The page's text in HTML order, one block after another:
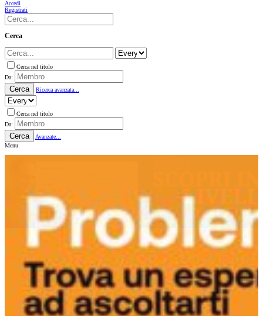
Accedi
Registrati
Cerca
Cerca nel titolo
Da:
Cerca Ricerca avanzata...
Cerca nel titolo
Da:
Cerca
Avanzate...
Menu